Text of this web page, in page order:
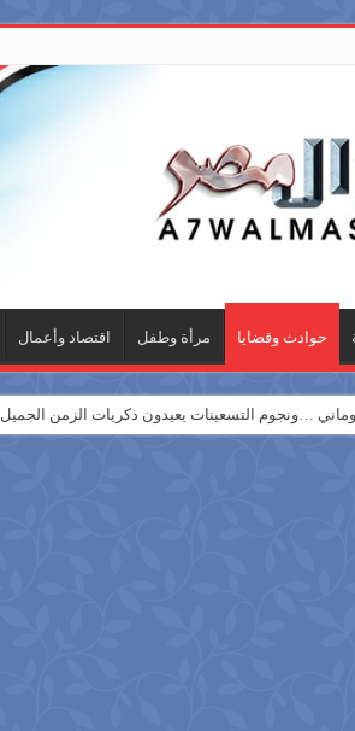
حوادث وقضايا مرأة وطفل اقتصاد وأعمال
…ونجوم التسعينات يعيدون ذكريات الزمن الجميل